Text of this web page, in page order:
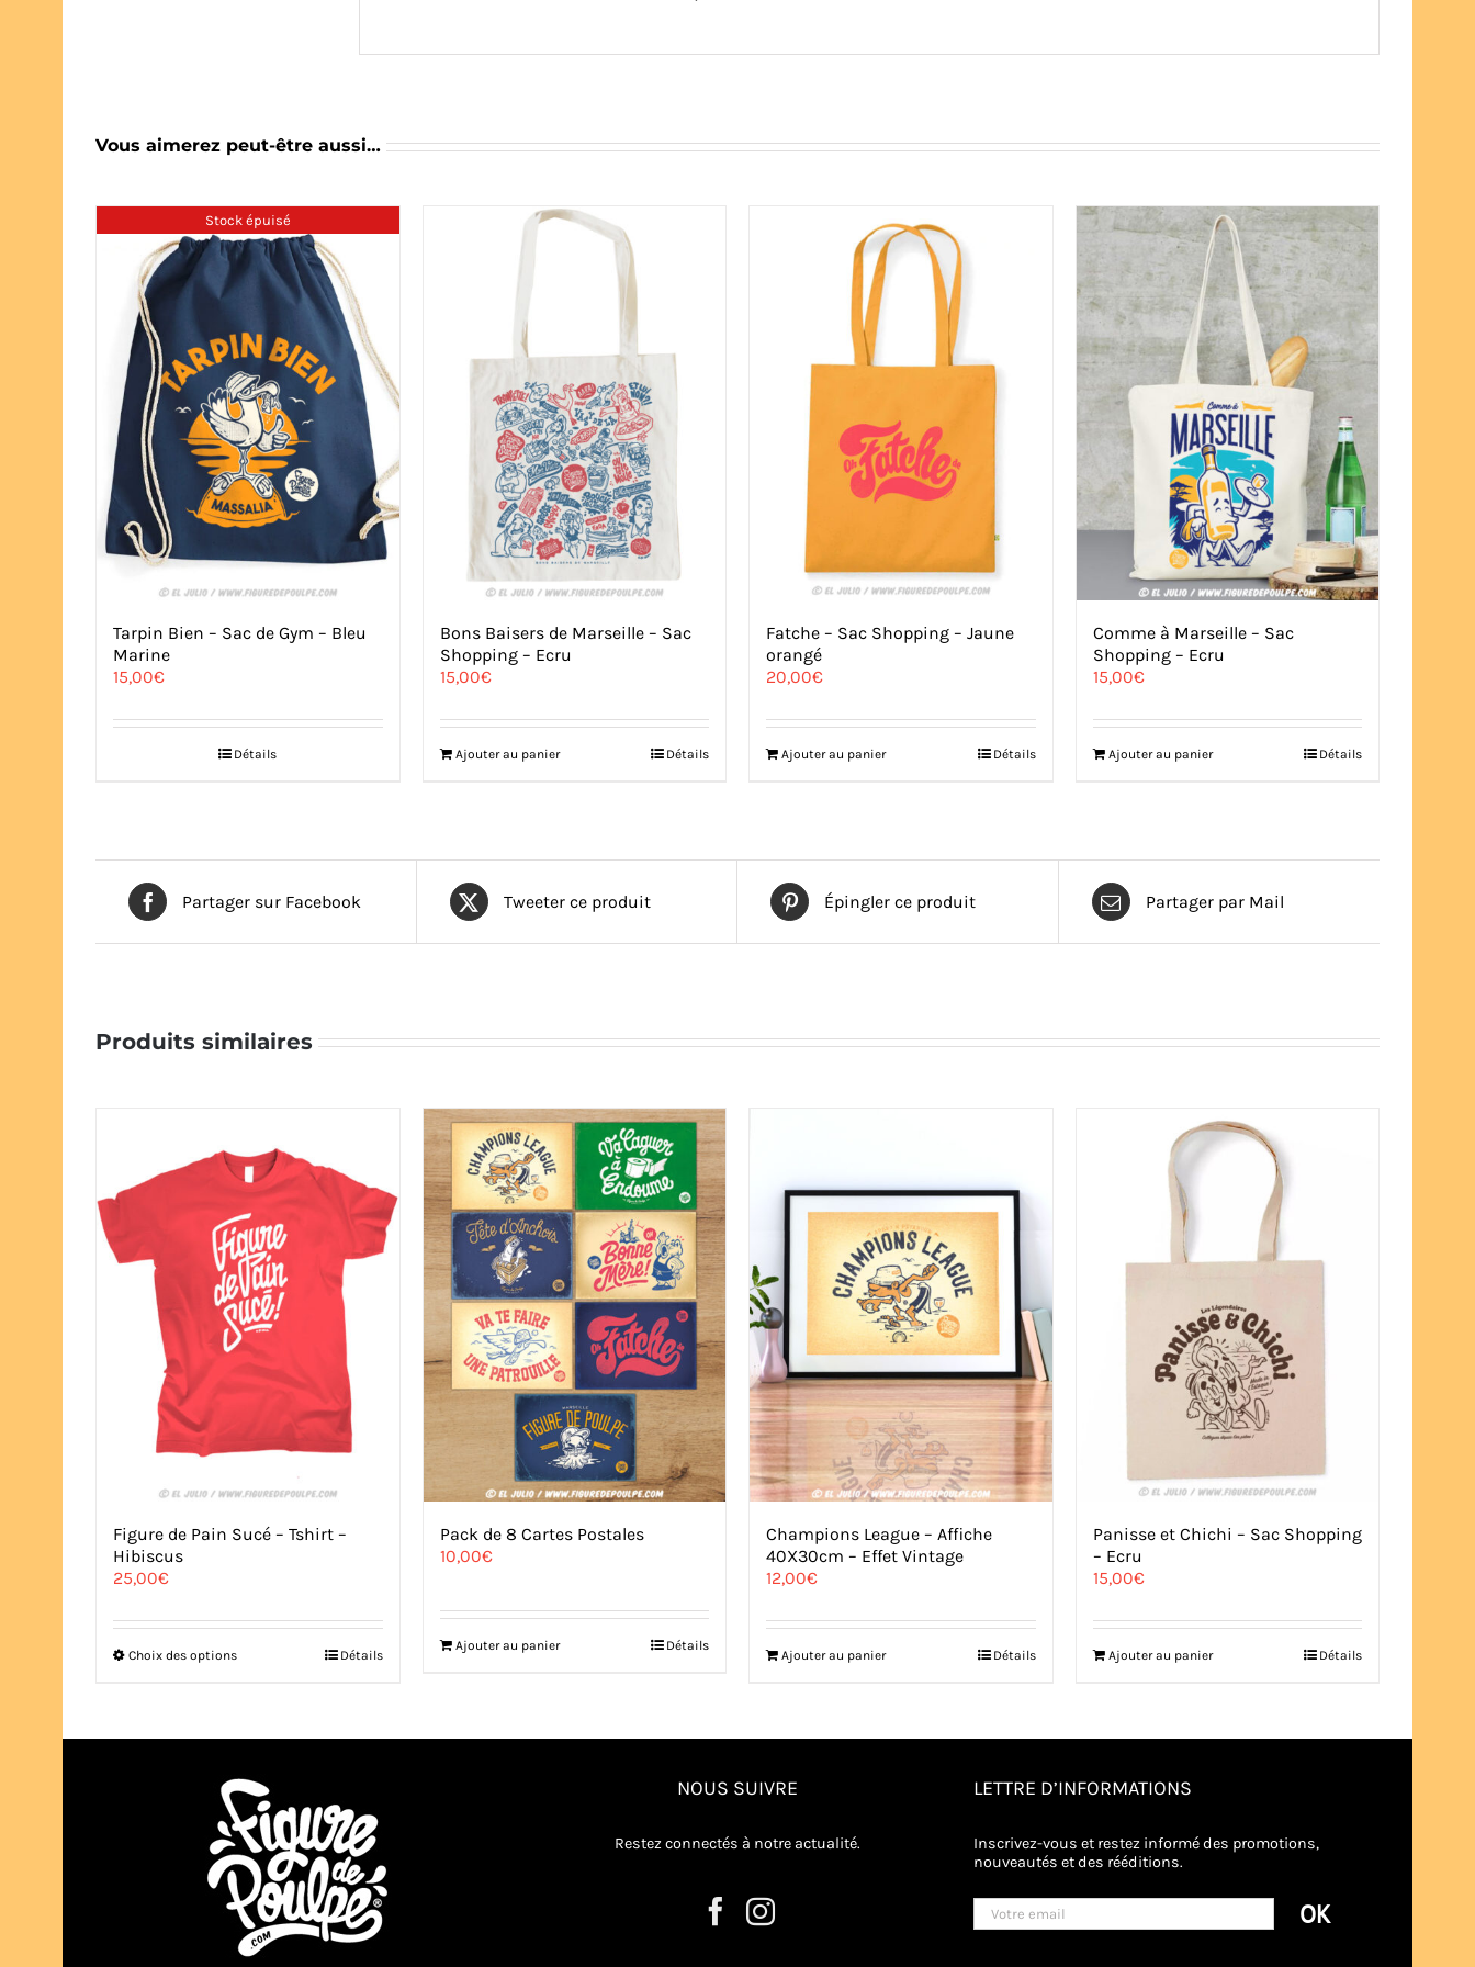
Vous aimerez peut-être aussi…
Stock épuisé
Tarpin Bien – Sac de Gym – Bleu
Marine
15,00€
Détails
Bons Baisers de Marseille – Sac
Shopping – Ecru
15,00€
Ajouter au panier Détails
Fatche – Sac Shopping – Jaune
orangé
20,00€
Ajouter au panier Détails
Comme à Marseille – Sac
Shopping – Ecru
15,00€
Ajouter au panier Détails
Partager sur Facebook Tweeter ce produit Épingler ce produit Partager par Mail
Produits similaires
Figure de Pain Sucé – Tshirt –
Hibiscus
25,00€
Choix des optionsCe
variations.
options
peuvent
être
choisies
sur
la
page
du
produit
Détails
Pack de 8 Cartes Postales
10,00€
Ajouter au panier Détails
Champions League – Affiche
40X30cm – Effet Vintage
12,00€
Ajouter au panier Détails
Panisse et Chichi – Sac Shopping
– Ecru
15,00€
Ajouter au panier Détails
NOUS SUIVRE
Restez connectés à notre actualité.
LETTRE D’INFORMATIONS
Inscrivez-vous et restez informé des promotions,
nouveautés et des rééditions.